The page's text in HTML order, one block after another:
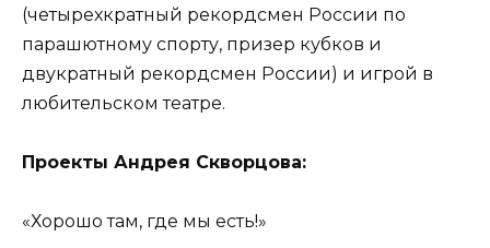
(четырехкратный рекордсмен России по
парашютному спорту, призер кубков и
двукратный рекордсмен России) и игрой в
любительском театре.
Проекты Андрея Скворцова:
«Хорошо там, где мы есть!»